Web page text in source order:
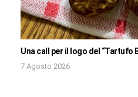
Una call per il logo del “Tartufo
7 Agosto 2026